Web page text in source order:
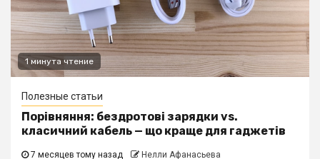
1 минута чтение
Полезные статьи
Порівняння: бездротові зарядки vs.
класичний кабель — що краще для гаджетів
7 месяцев тому назад Нелли Афанасьева